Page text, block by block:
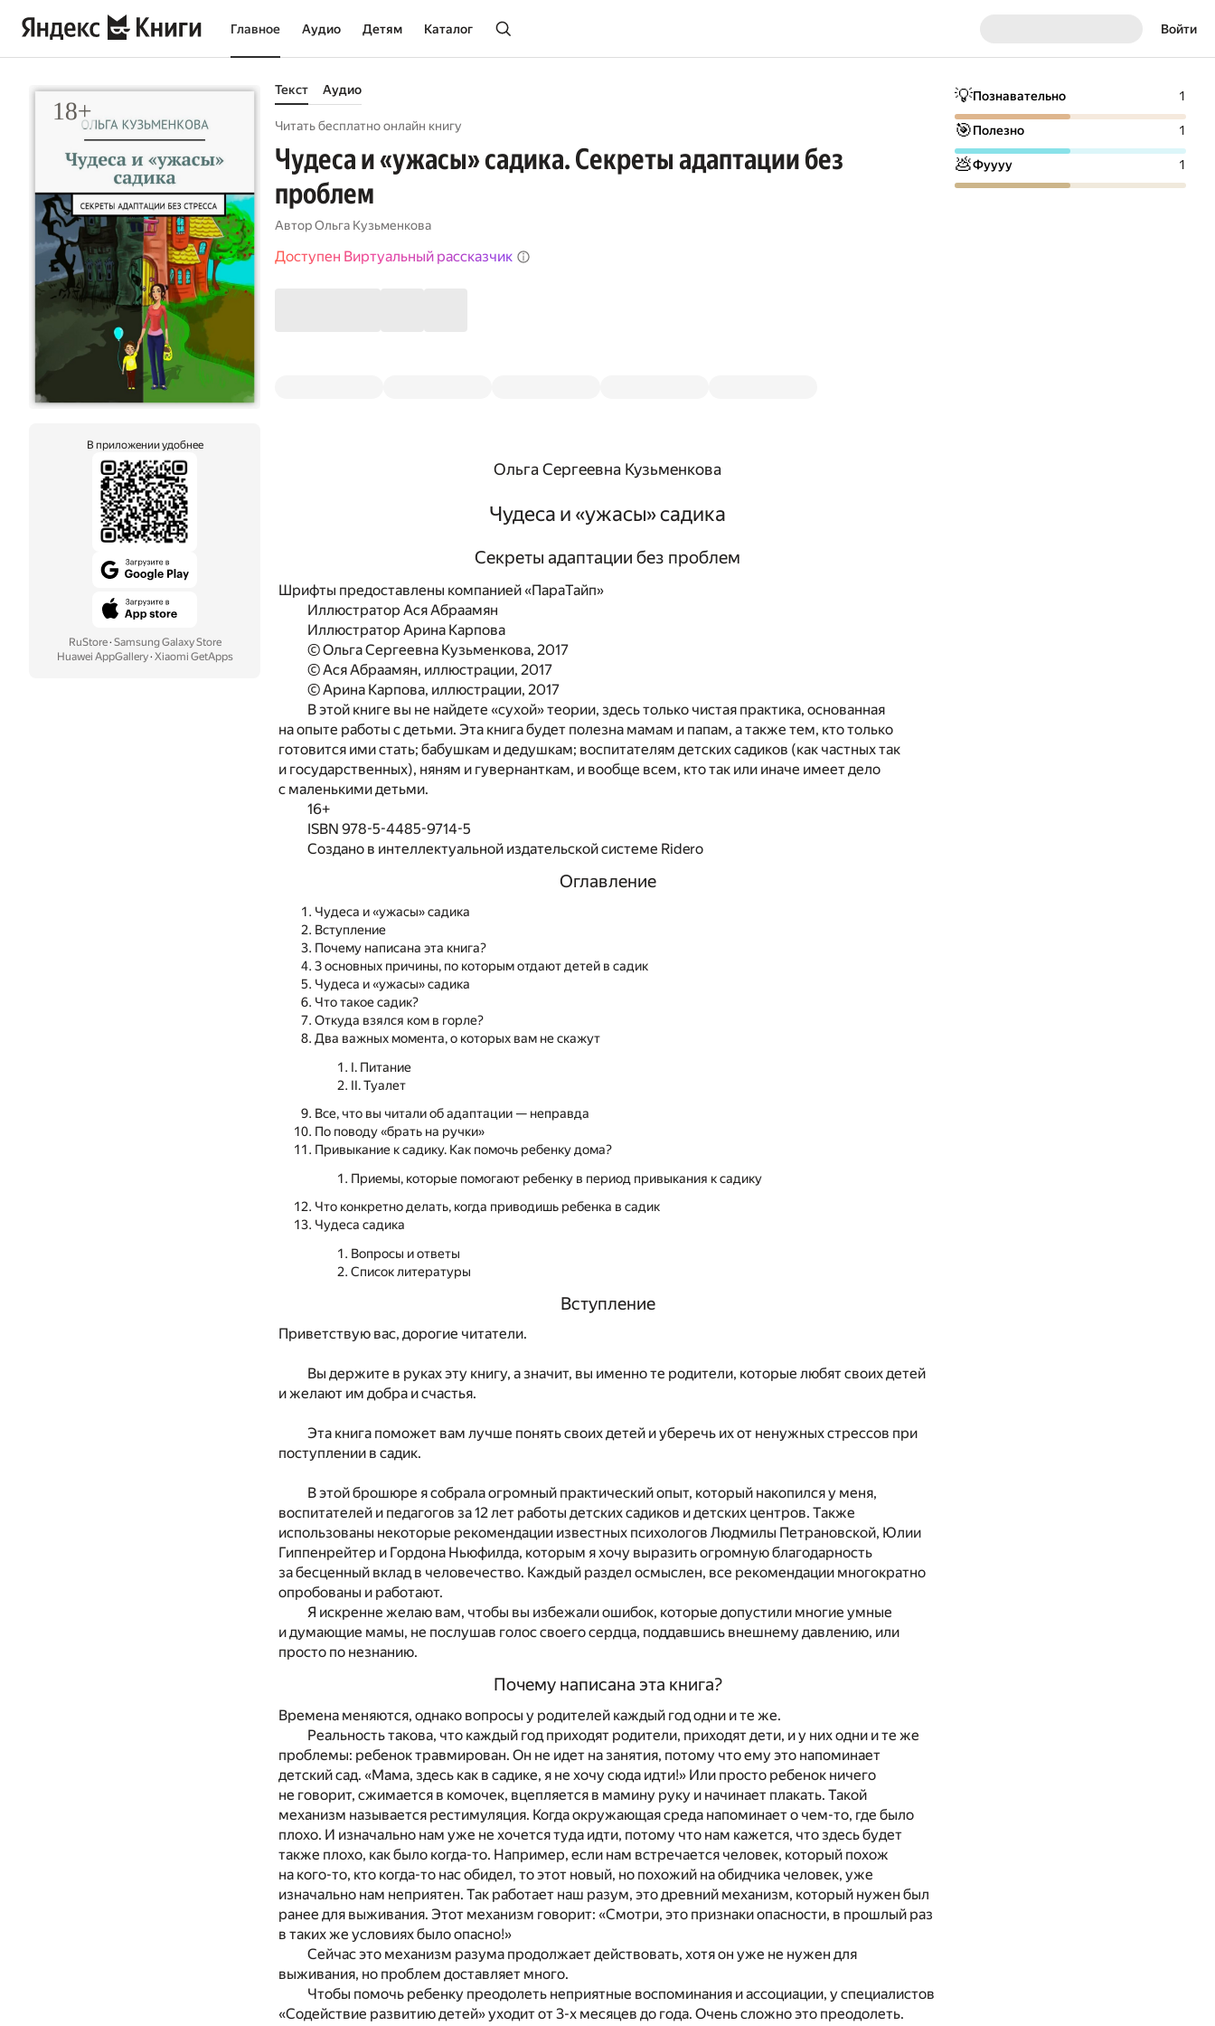
Главное Аудио Детям Каталог Войти
В приложении удобнее
RuStore· Samsung Galaxy Store
Huawei AppGallery· Xiaomi GetApps
Текст Аудио
Читать бесплатно онлайн книгу
Чудеса и «ужасы» садика. Секреты адаптации без
проблем
АвторОльга Кузьменкова
Доступен Виртуальный рассказчик
Ольга Сергеевна Кузьменкова
Чудеса и «ужасы» садика
Секреты адаптации без проблем
Шрифты предоставлены компанией «ПараТайп»
Иллюстратор Ася Абраамян
Иллюстратор Арина Карпова
© Ольга Сергеевна Кузьменкова, 2017
© Ася Абраамян, иллюстрации, 2017
© Арина Карпова, иллюстрации, 2017
В этой книге вы не найдете «сухой» теории, здесь только чистая практика, основанная
на опыте работы с детьми. Эта книга будет полезна мамам и папам, а также тем, кто только
готовится ими стать; бабушкам и дедушкам; воспитателям детских садиков (как частных так
и государственных), няням и гувернанткам, и вообще всем, кто так или иначе имеет дело
с маленькими детьми.
16+
ISBN 978-5-4485-9714-5
Создано в интеллектуальной издательской системе Ridero
Оглавление
Чудеса и «ужасы» садика
Вступление
Почему написана эта книга?
3 основных причины, по которым отдают детей в садик
Чудеса и «ужасы» садика
Что такое садик?
Откуда взялся ком в горле?
Два важных момента, о которых вам не скажут
I. Питание
II. Туалет
Все, что вы читали об адаптации — неправда
По поводу «брать на ручки»
Привыкание к садику. Как помочь ребенку дома?
Приемы, которые помогают ребенку в период привыкания к садику
Что конкретно делать, когда приводишь ребенка в садик
Чудеса садика
Вопросы и ответы
Список литературы
Вступление
Приветствую вас, дорогие читатели.
Вы держите в руках эту книгу, а значит, вы именно те родители, которые любят своих детей
и желают им добра и счастья.
Эта книга поможет вам лучше понять своих детей и уберечь их от ненужных стрессов при
поступлении в садик.
В этой брошюре я собрала огромный практический опыт, который накопился у меня,
воспитателей и педагогов за 12 лет работы детских садиков и детских центров. Также
использованы некоторые рекомендации известных психологов Людмилы Петрановской, Юлии
Гиппенрейтер и Гордона Ньюфилда, которым я хочу выразить огромную благодарность
за бесценный вклад в человечество. Каждый раздел осмыслен, все рекомендации многократно
опробованы и работают.
Я искренне желаю вам, чтобы вы избежали ошибок, которые допустили многие умные
и думающие мамы, не послушав голос своего сердца, поддавшись внешнему давлению, или
просто по незнанию.
Почему написана эта книга?
Времена меняются, однако вопросы у родителей каждый год одни и те же.
Реальность такова, что каждый год приходят родители, приходят дети, и у них одни и те же
проблемы: ребенок травмирован. Он не идет на занятия, потому что ему это напоминает
детский сад. «Мама, здесь как в садике, я не хочу сюда идти!» Или просто ребенок ничего
не говорит, сжимается в комочек, вцепляется в мамину руку и начинает плакать. Такой
механизм называется рестимуляция. Когда окружающая среда напоминает о чем-то, где было
плохо. И изначально нам уже не хочется туда идти, потому что нам кажется, что здесь будет
также плохо, как было когда-то. Например, если нам встречается человек, который похож
на кого-то, кто когда-то нас обидел, то этот новый, но похожий на обидчика человек, уже
изначально нам неприятен. Так работает наш разум, это древний механизм, который нужен был
ранее для выживания. Этот механизм говорит: «Смотри, это признаки опасности, в прошлый раз
в таких же условиях было опасно!»
Сейчас это механизм разума продолжает действовать, хотя он уже не нужен для
выживания, но проблем доставляет много.
Чтобы помочь ребенку преодолеть неприятные воспоминания и ассоциации, у специалистов
«Содействие развитию детей» уходит от 3-х месяцев до года. Очень сложно это преодолеть.
💡Познавательно 1
🎯Полезно 1
💩Фуууу 1